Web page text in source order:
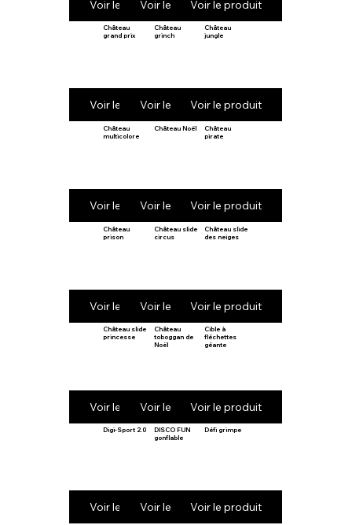
Voir le produitVoir le produitVoir le produit
Château
grand prix
Voir le produit
Château
grinch
Voir le produit
Château
jungle
Voir le produit
Château
multicolore
Voir le produit
Château Noël
Voir le produit
Château
pirate
Voir le produit
Château
prison
Voir le produit
Château slide
circus
Voir le produit
Château slide
des neiges
Voir le produit
Château slide
princesse
Voir le produit
Château
toboggan de
Noël
Voir le produit
Cible à
fléchettes
géante
Voir le produit
Digi-Sport 2.0
Voir le produit
DISCO FUN
gonflable
Voir le produit
Défi grimpe
Voir le produit